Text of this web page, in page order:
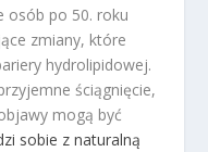
osób po 50. roku
zmiany, które
hydrolipidowej.
ściągnięcie,
mogą być
sobie z naturalną